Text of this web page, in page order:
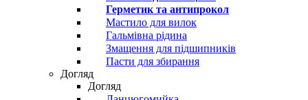
Герметик та антипрокол
Мастило для вилок
Гальмівна рідина
Змащення для підшипників
Пасти для збирання
Догляд
Догляд